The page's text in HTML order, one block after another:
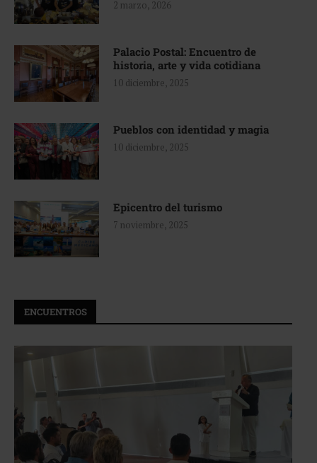
2 marzo, 2026
Palacio Postal: Encuentro de
historia, arte y vida cotidiana
10 diciembre, 2025
Pueblos con identidad y magia
10 diciembre, 2025
Epicentro del turismo
7 noviembre, 2025
ENCUENTROS